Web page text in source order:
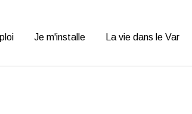
Emploi
Je m'installe La vie dans le Var